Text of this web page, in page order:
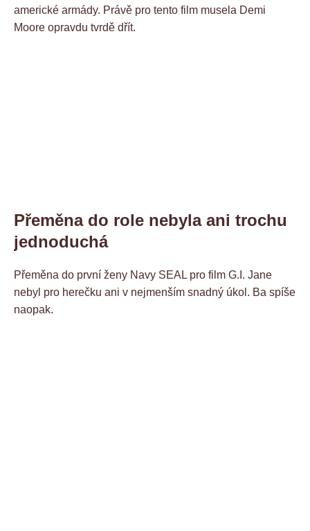
americké armády. Právě pro tento film musela Demi
Moore opravdu tvrdě dřít.
Přeměna do role nebyla ani trochu
jednoduchá
Přeměna do první ženy Navy SEAL pro film G.I. Jane
nebyl pro herečku ani v nejmenším snadný úkol. Ba spíše
naopak.